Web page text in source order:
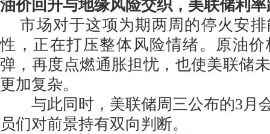
油价回升与地缘风险交织，美联储利
市场对于这项为期两周的停火安排
性，正在打压整体风险情绪。原油
弹，再度点燃通胀担忧，也使美联储
更加复杂。
与此同时，美联储周三公布的3月
员们对前景持有双向判断。